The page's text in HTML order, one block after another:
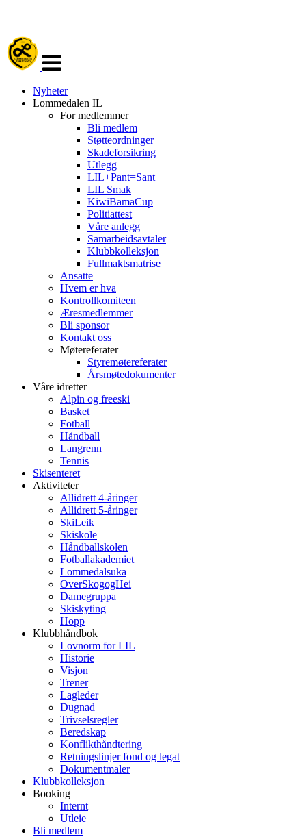
navigasjon
Nyheter
Lommedalen IL
For medlemmer
Bli medlem
Støtteordninger
Skadeforsikring
Utlegg
LIL+Pant=Sant
LIL Smak
KiwiBamaCup
Politiattest
Våre anlegg
Samarbeidsavtaler
Klubbkolleksjon
Fullmaktsmatrise
Ansatte
Hvem er hva
Kontrollkomiteen
Æresmedlemmer
Bli sponsor
Kontakt oss
Møtereferater
Styremøtereferater
Årsmøtedokumenter
Våre idretter
Alpin og freeski
Basket
Fotball
Håndball
Langrenn
Tennis
Skisenteret
Aktiviteter
Allidrett 4-åringer
Allidrett 5-åringer
SkiLeik
Skiskole
Håndballskolen
Fotballakademiet
Lommedalsuka
OverSkogogHei
Damegruppa
Skiskyting
Hopp
Klubbhåndbok
Lovnorm for LIL
Historie
Visjon
Trener
Lagleder
Dugnad
Trivselsregler
Beredskap
Konflikthåndtering
Retningslinjer fond og legat
Dokumentmaler
Klubbkolleksjon
Booking
Internt
Utleie
Bli medlem